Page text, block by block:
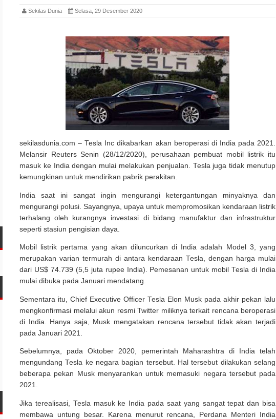
Sekilas Dunia Selasa, 29 Desember 2020
sekilasdunia.com – Tesla Inc dikabarkan akan beroperasi di India pada 2021.
Melansir Reuters Senin (28/12/2020), perusahaan pembuat mobil listrik itu
masuk ke India dengan mulai melakukan penjualan. Tesla juga tidak menutup
kemungkinan untuk mendirikan pabrik perakitan.
India saat ini sangat ingin mengurangi ketergantungan minyaknya dan
mengurangi polusi. Sayangnya, upaya untuk mempromosikan kendaraan listrik
terhalang oleh kurangnya investasi di bidang manufaktur dan infrastruktur
seperti stasiun pengisian daya.
Mobil listrik pertama yang akan diluncurkan di India adalah Model 3, yang
merupakan varian termurah di antara kendaraan Tesla, dengan harga mulai
dari US$ 74.739 (5,5 juta rupee India). Pemesanan untuk mobil Tesla di India
mulai dibuka pada Januari mendatang.
Sementara itu, Chief Executive Officer Tesla Elon Musk pada akhir pekan lalu
mengkonfirmasi melalui akun resmi Twitter miliknya terkait rencana beroperasi
di India. Hanya saja, Musk mengatakan rencana tersebut tidak akan terjadi
pada Januari 2021.
Sebelumnya, pada Oktober 2020, pemerintah Maharashtra di India telah
mengundang Tesla ke negara bagian tersebut. Hal tersebut dilakukan selang
beberapa pekan Musk menyarankan untuk memasuki negara tersebut pada
2021.
Jika terealisasi, Tesla masuk ke India pada saat yang sangat tepat dan bisa
membawa untung besar. Karena menurut rencana, Perdana Menteri India